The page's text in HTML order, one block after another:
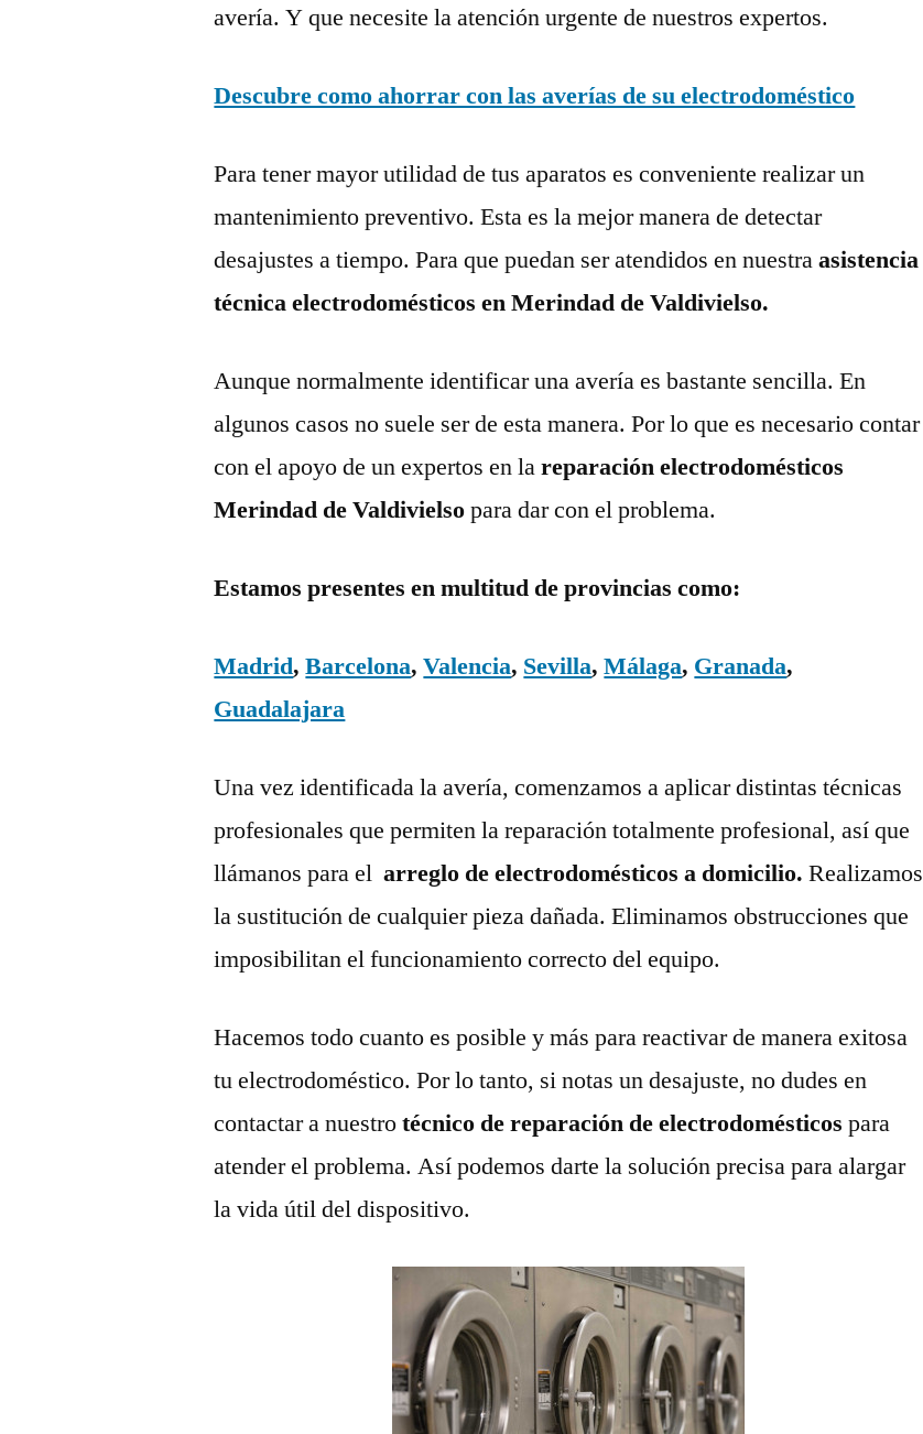
avería. Y que necesite la atención urgente de nuestros expertos.
Descubre como ahorrar con las averías de su electrodoméstico
Para tener mayor utilidad de tus aparatos es conveniente realizar un
mantenimiento preventivo. Esta es la mejor manera de detectar
desajustes a tiempo. Para que puedan ser atendidos en nuestraasistencia
técnica electrodomésticos en Merindad de Valdivielso.
Aunque normalmente identificar una avería es bastante sencilla. En
algunos casos no suele ser de esta manera. Por lo que es necesario contar
con el apoyo de un expertos en lareparación electrodomésticos
Merindad de Valdivielsopara dar con el problema.
Estamos presentes en multitud de provincias como:
Madrid,Barcelona,Valencia, Sevilla,Málaga, Granada,
Guadalajara
Una vez identificada la avería, comenzamos a aplicar distintas técnicas
profesionales que permiten la reparación totalmente profesional, así que
llámanos para el arreglo de electrodomésticos a domicilio.Realizamos
la sustitución de cualquier pieza dañada. Eliminamos obstrucciones que
imposibilitan el funcionamiento correcto del equipo.
Hacemos todo cuanto es posible y más para reactivar de manera exitosa
tu electrodoméstico. Por lo tanto, si notas un desajuste, no dudes en
contactar a nuestrotécnico de reparación de electrodomésticospara
atender el problema. Así podemos darte la solución precisa para alargar
la vida útil del dispositivo.